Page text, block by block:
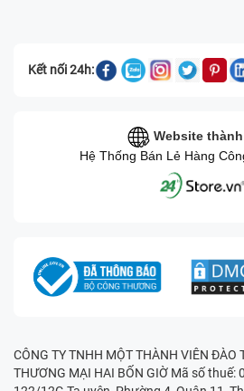
Kết nối 24h:
Website
Hệ Thống Bán Lẻ Hàng
CÔNG TY TNHH MỘT THÀNH VIÊN ĐÀO
THƯƠNG MẠI HAI BỐN GIỜ Mã số